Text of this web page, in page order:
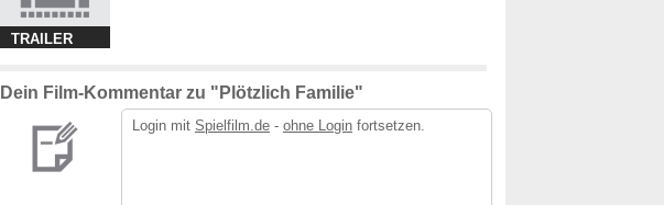
TRAILER
Dein Film-Kommentar zu "Plötzlich Familie"
Login mit Spielfilm.de - ohne Login fortsetzen.